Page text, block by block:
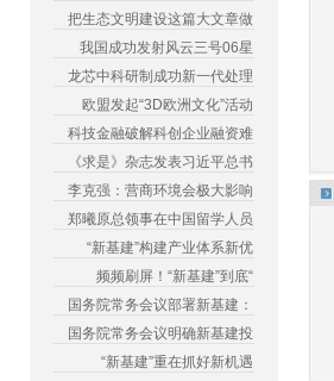
把生态文明建设这篇大文章做
我国成功发射风云三号06星
龙芯中科研制成功新一代处理
欧盟发起“3D欧洲文化”活动
科技金融破解科创企业融资难
《求是》杂志发表习近平总书
李克强：营商环境会极大影响
郑曦原总领事在中国留学人员
“新基建”构建产业体系新优
频频刷屏！“新基建”到底“
国务院常务会议部署新基建：
国务院常务会议明确新基建投
“新基建”重在抓好新机遇